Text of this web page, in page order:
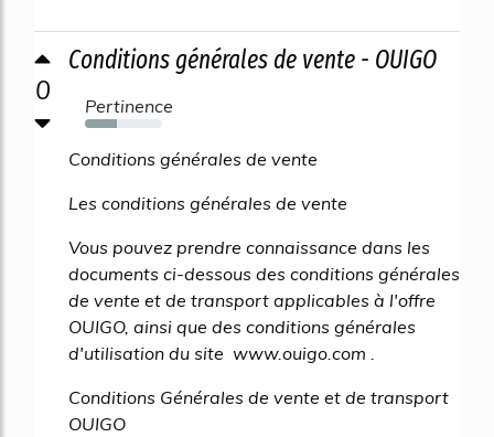
0
Conditions générales de vente - OUIGO
Pertinence
42%
Conditions générales de vente
Les conditions générales de vente
Vous pouvez prendre connaissance dans les
documents ci-dessous des conditions générales
de vente et de transport applicables à l'offre
OUIGO, ainsi que des conditions générales
d'utilisation du site www.ouigo.com .
Conditions Générales de vente et de transport
OUIGO